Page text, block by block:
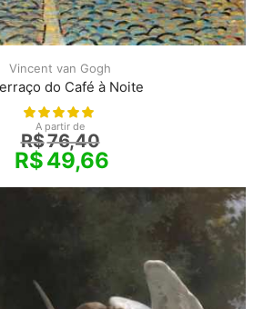
Vincent van Gogh
do Café à Noite
A partir de
R$76,40
R$49,66